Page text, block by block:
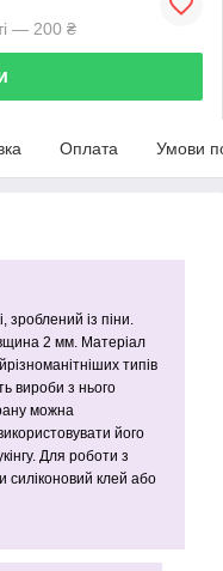
— 200 ₴
Оплата Умови
із піни.
2 мм. Матеріал
типів
вироби з нього
можна
його
Для роботи з
силіконовий клей або